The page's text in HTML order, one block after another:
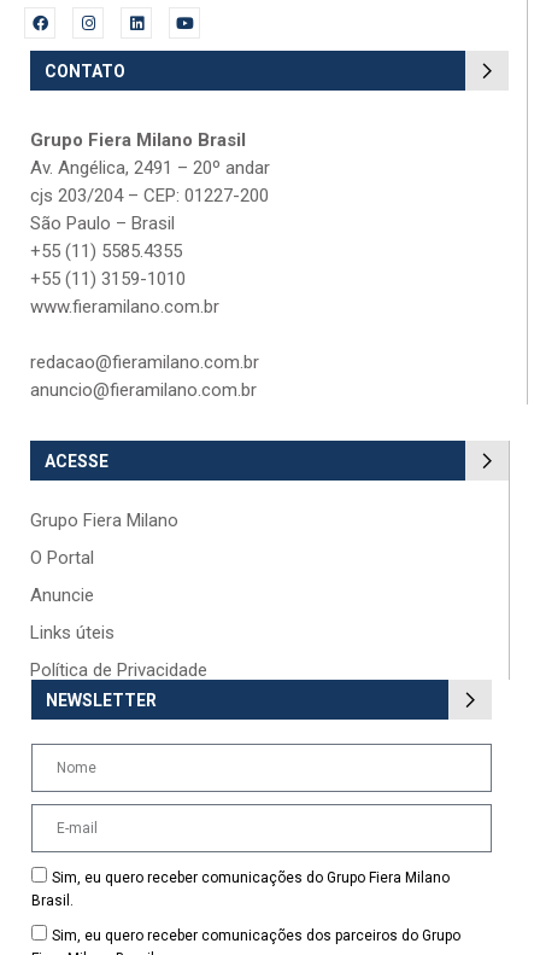
CONTATO
Grupo Fiera Milano Brasil
Av. Angélica, 2491 – 20º andar
cjs 203/204 – CEP: 01227-200
São Paulo – Brasil
+55 (11) 5585.4355
+55 (11) 3159-1010
www.fieramilano.com.br
redacao@fieramilano.com.br
anuncio@fieramilano.com.br
ACESSE
Grupo Fiera Milano
O Portal
Anuncie
Links úteis
Política de Privacidade
NEWSLETTER
Sim, eu quero receber comunicações do Grupo Fiera Milano
Brasil.
Sim, eu quero receber comunicações dos parceiros do Grupo